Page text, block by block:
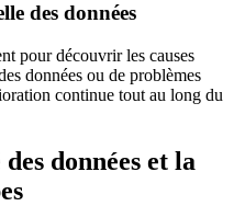
des données
pour découvrir les causes
données ou de problèmes
continue tout au long du
données et la